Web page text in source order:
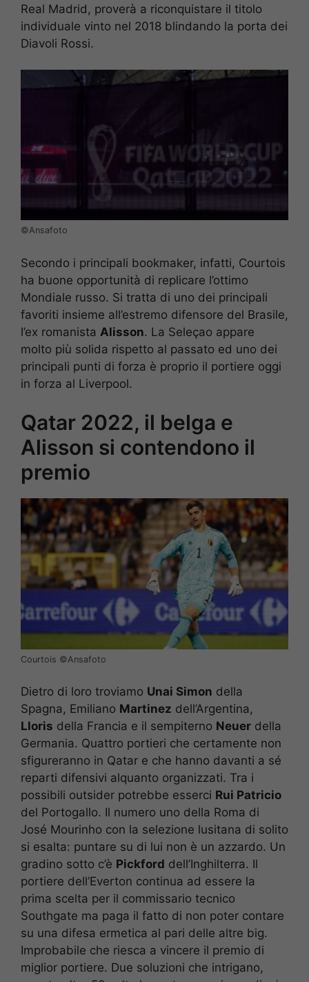
Real Madrid, proverà a riconquistare il titolo
individuale vinto nel 2018 blindando la porta dei
Diavoli Rossi.
©️Ansafoto
Secondo i principali bookmaker, infatti, Courtois
ha buone opportunità di replicare l’ottimo
Mondiale russo. Si tratta di uno dei principali
favoriti insieme all’estremo difensore del Brasile,
l’ex romanista Alisson. La Seleçao appare
molto più solida rispetto al passato ed uno dei
principali punti di forza è proprio il portiere oggi
in forza al Liverpool.
Qatar 2022, il belga e
Alisson si contendono il
premio
Courtois ©️Ansafoto
Dietro di loro troviamo Unai Simon della
Spagna, Emiliano Martinez dell’Argentina,
Lloris della Francia e il sempiterno Neuer della
Germania. Quattro portieri che certamente non
sfigureranno in Qatar e che hanno davanti a sé
reparti difensivi alquanto organizzati. Tra i
possibili outsider potrebbe esserci Rui Patricio
del Portogallo. Il numero uno della Roma di
José Mourinho con la selezione lusitana di solito
si esalta: puntare su di lui non è un azzardo. Un
gradino sotto c’è Pickford dell’Inghilterra. Il
portiere dell’Everton continua ad essere la
prima scelta per il commissario tecnico
Southgate ma paga il fatto di non poter contare
su una difesa ermetica al pari delle altre big.
Improbabile che riesca a vincere il premio di
miglior portiere. Due soluzioni che intrigano,